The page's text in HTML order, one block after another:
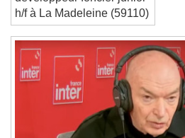
développeur foncier junior
h/f à La Madeleine (59110)